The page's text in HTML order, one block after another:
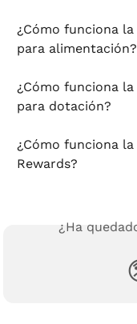
¿Cómo funciona
para alimentación?
¿Cómo funciona
para dotación?
¿Cómo funciona
Rewards?
¿Ha